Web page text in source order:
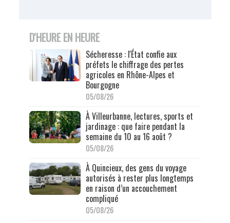
D'HEURE EN HEURE
Sécheresse : l'État confie aux
préfets le chiffrage des pertes
agricoles en Rhône-Alpes et
Bourgogne
05/08/26
À Villeurbanne, lectures, sports et
jardinage : que faire pendant la
semaine du 10 au 16 août ?
05/08/26
À Quincieux, des gens du voyage
autorisés à rester plus longtemps
en raison d’un accouchement
compliqué
05/08/26